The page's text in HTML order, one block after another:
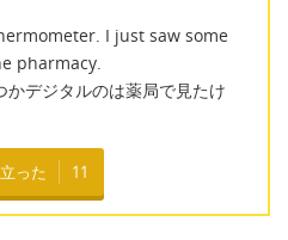
I just saw some
pharmacy.
デジタルのは薬局で見たけ
った 11